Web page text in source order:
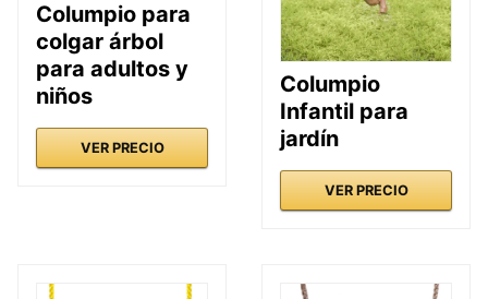
Columpio para
colgar árbol
para adultos y
niños
VER PRECIO
Columpio
Infantil para
jardín
VER PRECIO